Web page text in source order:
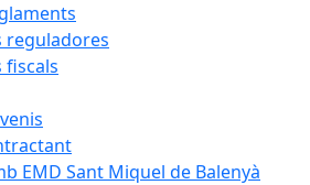
reguladores
fiscals
EMD Sant Miquel de Balenyà